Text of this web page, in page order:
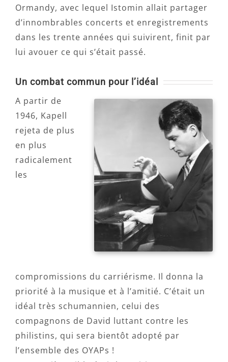
Ormandy, avec lequel Istomin allait partager
d’innombrables concerts et enregistrements
dans les trente années qui suivirent, finit par
lui avouer ce qui s’était passé.
Un combat commun pour l’idéal
A partir de
1946, Kapell
rejeta de plus
en plus
radicalement
les
compromissions du carriérisme. Il donna la
priorité à la musique et à l’amitié. C’était un
idéal très schumannien, celui des
compagnons de David luttant contre les
philistins, qui sera bientôt adopté par
l’ensemble des OYAPs !